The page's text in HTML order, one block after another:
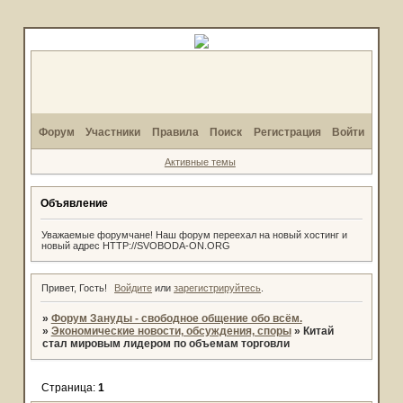
Форум Участники Правила Поиск Регистрация Войти
Активные темы
Объявление
Уважаемые форумчане! Наш форум переехал на новый хостинг и
новый адрес HTTP://SVOBODA-ON.ORG
Привет, Гость! Войдите илизарегистрируйтесь
» Форум Зануды - свободное общение обо всём.
» Экономические новости, обсуждения, споры » Китай
стал мировым лидером по объемам торговли
Страница: 1